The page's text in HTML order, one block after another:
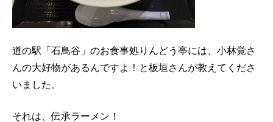
道の駅「石鳥谷」のお食事処りんどう亭には、小林覚さ
んの大好物があるんですよ！と板垣さんが教えてくださ
いました。
それは、伝承ラーメン！